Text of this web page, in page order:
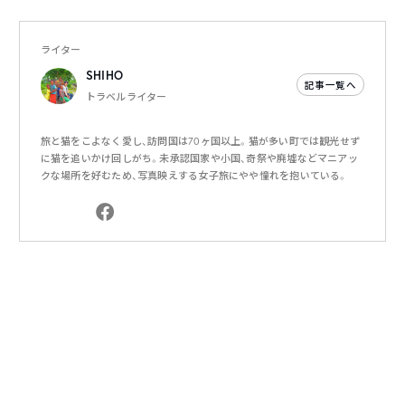
ライター
SHIHO
トラベルライター
記事一覧へ
旅と猫をこよなく愛し、訪問国は70ヶ国以上。猫が多い町では観光せず
に猫を追いかけ回しがち。未承認国家や小国、奇祭や廃墟などマニアッ
クな場所を好むため、写真映えする女子旅にやや憧れを抱いている。